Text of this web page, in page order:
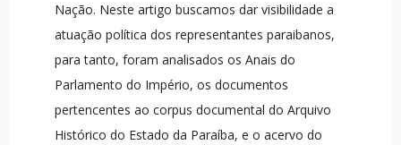
Nação. Neste artigo buscamos dar visibilidade a
atuação política dos representantes paraibanos,
para tanto, foram analisados os Anais do
Parlamento do Império, os documentos
pertencentes ao corpus documental do Arquivo
Histórico do Estado da Paraíba, e o acervo do